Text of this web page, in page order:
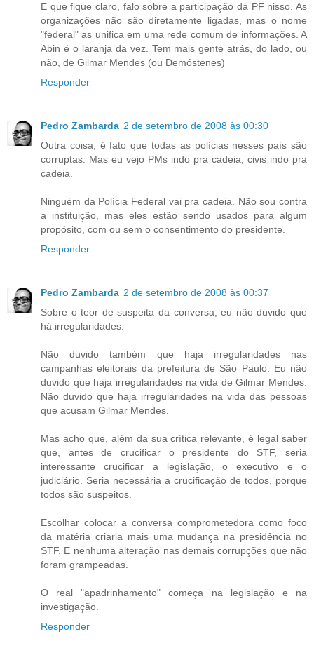
E que fique claro, falo sobre a participação da PF nisso. As
organizações não são diretamente ligadas, mas o nome
"federal" as unifica em uma rede comum de informações. A
Abin é o laranja da vez. Tem mais gente atrás, do lado, ou
não, de Gilmar Mendes (ou Demóstenes)
Responder
Pedro Zambarda 2 de setembro de 2008 às 00:30
Outra coisa, é fato que todas as polícias nesses país são
corruptas. Mas eu vejo PMs indo pra cadeia, civis indo pra
cadeia.
Ninguém da Polícia Federal vai pra cadeia. Não sou contra
a instituição, mas eles estão sendo usados para algum
propósito, com ou sem o consentimento do presidente.
Responder
Pedro Zambarda 2 de setembro de 2008 às 00:37
Sobre o teor de suspeita da conversa, eu não duvido que
há irregularidades.
Não duvido também que haja irregularidades nas
campanhas eleitorais da prefeitura de São Paulo. Eu não
duvido que haja irregularidades na vida de Gilmar Mendes.
Não duvido que haja irregularidades na vida das pessoas
que acusam Gilmar Mendes.
Mas acho que, além da sua crítica relevante, é legal saber
que, antes de crucificar o presidente do STF, seria
interessante crucificar a legislação, o executivo e o
judiciário. Seria necessária a crucificação de todos, porque
todos são suspeitos.
Escolhar colocar a conversa comprometedora como foco
da matéria criaria mais uma mudança na presidência no
STF. E nenhuma alteração nas demais corrupções que não
foram grampeadas.
O real "apadrinhamento" começa na legislação e na
investigação.
Responder